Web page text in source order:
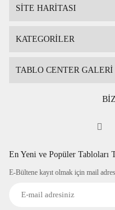
SİTE HARİTASI
KATEGORİLER
TABLO CENTER GALERİ
En Yeni ve Popüler Tabloları
E-Bültene kayıt olmak için mail